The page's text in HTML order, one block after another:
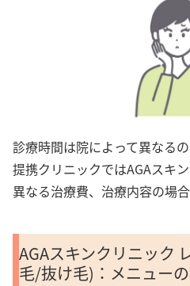
診療時間は院によって異なる
提携クリニックではAGAスキ
異なる治療費、治療内容の場合
AGAスキンクリニック
毛/抜け毛)：メニュー